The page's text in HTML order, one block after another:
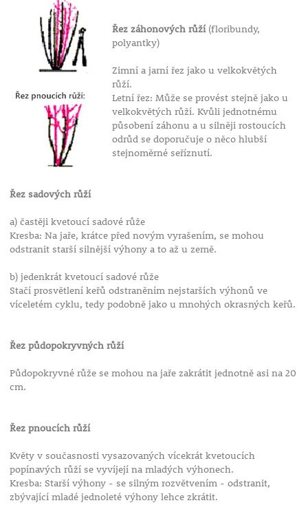
Řez záhonových růží(floribundy,
polyantky)
Zimní a jarní řez jako u velkokvětých
růží.
Letní řez: Může se provést stejně jako u
velkokvětých růží. Kvůli jednotnému
působení záhonu a u silněji rostoucích
odrůd se doporučuje o něco hlubší
stejnoměrné seříznutí.
Řez sadových růží
a) častěji kvetoucí sadové růže
Kresba: Na jaře, krátce před novým vyrašením, se mohou
odstranit starší silnější výhony a to až u země.
b) jedenkrát kvetoucí sadové růže
Stačí prosvětlení keřů odstraněním nejstarších výhonů ve
víceletém cyklu, tedy podobně jako u mnohých okrasných keřů.
Řez půdopokryvných růží
Půdopokryvné růže se mohou na jaře zakrátit jednotně asi na 20
cm.
Řez pnoucích růží
Květy v současnosti vysazovaných vícekrát kvetoucích
popínavých růží se vyvíjejí na mladých výhonech.
Kresba: Starší výhony - se silným rozvětvením - odstranit,
zbývající mladé jednoleté výhony lehce zkrátit.